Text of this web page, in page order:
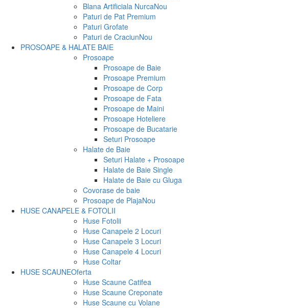
Blana Artificiala NurcaNou
Paturi de Pat Premium
Paturi Grofate
Paturi de CraciunNou
PROSOAPE & HALATE BAIE
Prosoape
Prosoape de Baie
Prosoape Premium
Prosoape de Corp
Prosoape de Fata
Prosoape de Maini
Prosoape Hoteliere
Prosoape de Bucatarie
Seturi Prosoape
Halate de Baie
Seturi Halate + Prosoape
Halate de Baie Single
Halate de Baie cu Gluga
Covorase de baie
Prosoape de PlajaNou
HUSE CANAPELE & FOTOLII
Huse Fotolii
Huse Canapele 2 Locuri
Huse Canapele 3 Locuri
Huse Canapele 4 Locuri
Huse Coltar
HUSE SCAUNEOferta
Huse Scaune Catifea
Huse Scaune Creponate
Huse Scaune cu Volane